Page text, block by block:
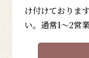
け付けておりま
い。通常1～2営